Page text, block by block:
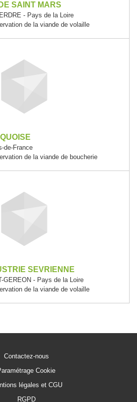
SAINT MARS
- Pays de la Loire
de la viande de volaille
de-France
de la viande de boucherie
SEVRIENNE
GEREON - Pays de la Loire
de la viande de volaille
Contactez-nous
Cookie
légales et CGU
RGPD